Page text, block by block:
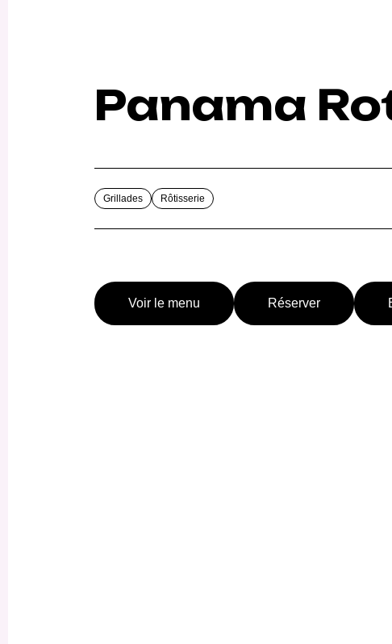
Panama
Grillades Rôtisserie
Voir le menu Réserver